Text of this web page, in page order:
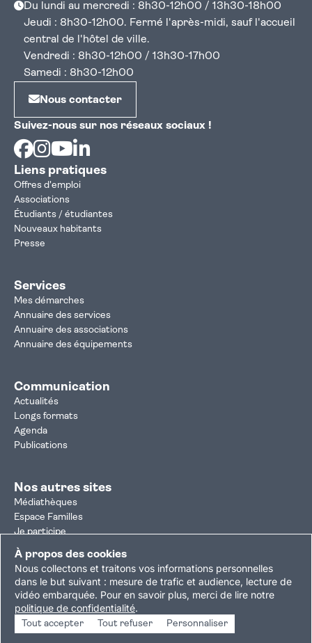
À propos des cookies
Nous collectons et traitons vos informations personnelles
dans le but suivant : mesure de trafic et audience, lecture de
vidéo embarquée. Pour en savoir plus, merci de lire notre
politique de confidentialité.
Tout accepter Tout refuser Personnaliser
Du lundi au mercredi : 8h30-12h00 / 13h30-18h00
Jeudi : 8h30-12h00. Fermé l'après-midi, sauf l'accueil
central de l'hôtel de ville.
Vendredi : 8h30-12h00 / 13h30-17h00
Samedi : 8h30-12h00
Nous contacter
Suivez-nous sur nos réseaux sociaux !
Facebook
Instagram
Youtube
Liens pratiques
Offres d'emploi
Associations
Étudiants / étudiantes
Nouveaux habitants
Presse
Services
Mes démarches
Annuaire des services
Annuaire des associations
Annuaire des équipements
Communication
Actualités
Longs formats
Agenda
Publications
Nos autres sites
Médiathèques
Espace Familles
Je participe
Autorisation d'urbanisme
Résultats électoraux
Plan du site Nous contacterMentions légales
Politique de confidentialitéAccessibilité : partiellement conforme
Gestion des cookies
Copyright © 2026 Ville de Villejuif